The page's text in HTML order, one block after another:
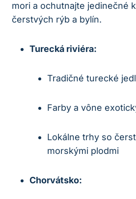
mori a ochutnajte jedinečné
čerstvých rýb a bylín.
Turecká riviéra:
Tradičné turecké
Farby a vône
Lokálne trhy so
morskými plodmi
Chorvátsko: